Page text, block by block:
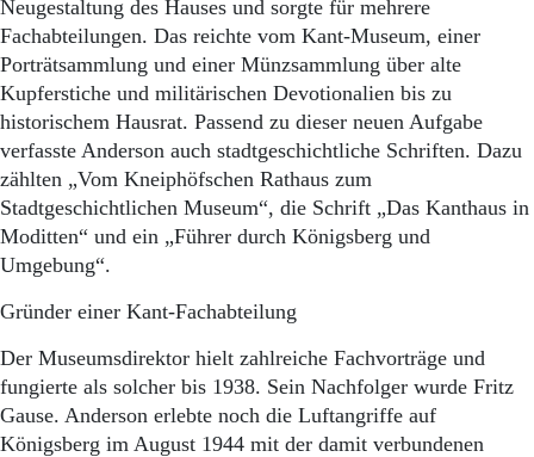
Neugestaltung des Hauses und sorgte für mehrere
Fachabteilungen. Das reichte vom Kant-Museum, einer
Porträtsammlung und einer Münzsammlung über alte
Kupferstiche und militärischen Devotionalien bis zu
historischem Hausrat. Passend zu dieser neuen Aufgabe
verfasste Anderson auch stadtgeschichtliche Schriften. Dazu
zählten „Vom Kneiphöfschen Rathaus zum
Stadtgeschichtlichen Museum“, die Schrift „Das Kanthaus in
Moditten“ und ein „Führer durch Königsberg und
Umgebung“.
Gründer einer Kant-Fachabteilung
Der Museumsdirektor hielt zahlreiche Fachvorträge und
fungierte als solcher bis 1938. Sein Nachfolger wurde Fritz
Gause. Anderson erlebte noch die Luftangriffe auf
Königsberg im August 1944 mit der damit verbundenen